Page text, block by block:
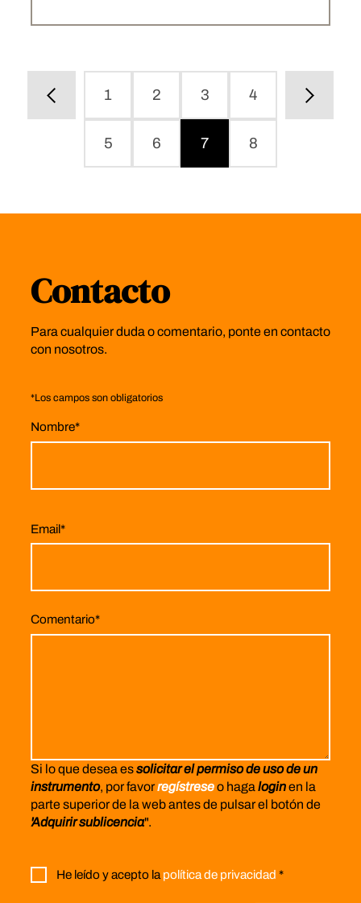
1 2 3 4
5 6 7 8
Contacto
Para cualquier duda o comentario, ponte en contacto
con nosotros.
*Los campos son obligatorios
Nombre*
Email*
Comentario*
Si lo que desea essolicitar el permiso de uso de un
instrumento, por favorregístreseo hagaloginen la
parte superior de la web antes de pulsar el botón de
'Adquirir sublicencia".
He leído y acepto la política de privacidad *